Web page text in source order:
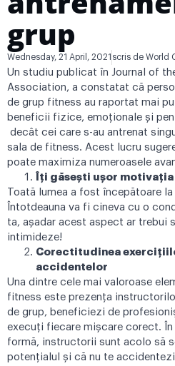
grup
Wednesday, 21 April, 2021 scris de World
Un studiu publicat în Journal of
Association, a constatat că
de grup fitness au raportat mai
beneficii fizice, emoționale și
decât cei care s-au antrenat
sala de fitness. Acest lucru
poate maximiza numeroasele
Îți găsești ușor
Toată lumea a fost începătoare
Întotdeauna va fi cineva cu o
ta, așadar acest aspect ar trebui
intimideze!
Corectitudinea
accidentelor
Una dintre cele mai valoroase
fitness este prezența
de grup, beneficiezi de
execuți fiecare mișcare corect.
formă, instructorii sunt acolo să
potențialul și că nu te